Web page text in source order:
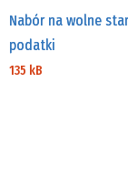
Nabór na wolne
podatki
135 kB